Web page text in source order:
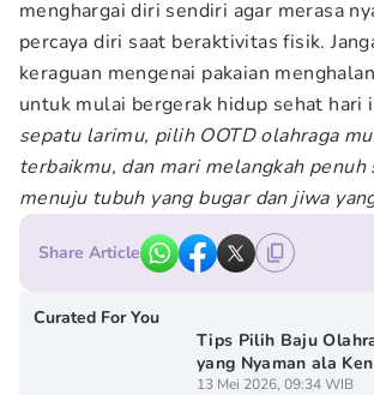
menghargai diri sendiri agar merasa
percaya diri saat beraktivitas fisik.
keraguan mengenai pakaian
untuk mulai bergerak hidup sehat hari
sepatu larimu, pilih OOTD olahraga
terbaikmu, dan mari melangkah penuh
menuju tubuh yang bugar dan jiwa
Share Article
Curated For You
Tips Pilih Baju
yang Nyaman ala
13 Mei 2026, 09:34 WIB